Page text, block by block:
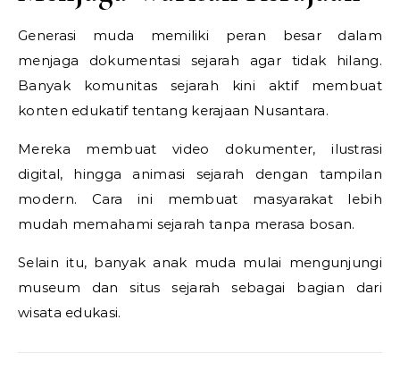
Generasi muda memiliki peran besar dalam
menjaga dokumentasi sejarah agar tidak hilang.
Banyak komunitas sejarah kini aktif membuat
konten edukatif tentang kerajaan Nusantara.
Mereka membuat video dokumenter, ilustrasi
digital, hingga animasi sejarah dengan tampilan
modern. Cara ini membuat masyarakat lebih
mudah memahami sejarah tanpa merasa bosan.
Selain itu, banyak anak muda mulai mengunjungi
museum dan situs sejarah sebagai bagian dari
wisata edukasi.